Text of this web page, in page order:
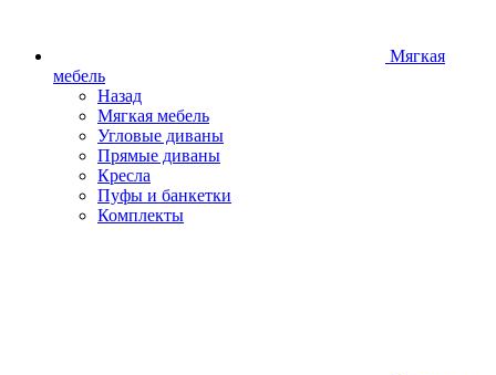
Мягкая
мебель
Назад
Мягкая мебель
Угловые диваны
Прямые диваны
Кресла
Пуфы и банкетки
Комплекты